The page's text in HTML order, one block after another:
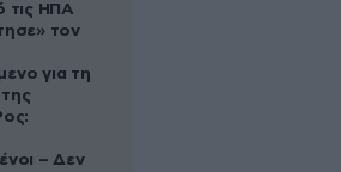
τις ΗΠΑ
τον
για τη
– Δεν